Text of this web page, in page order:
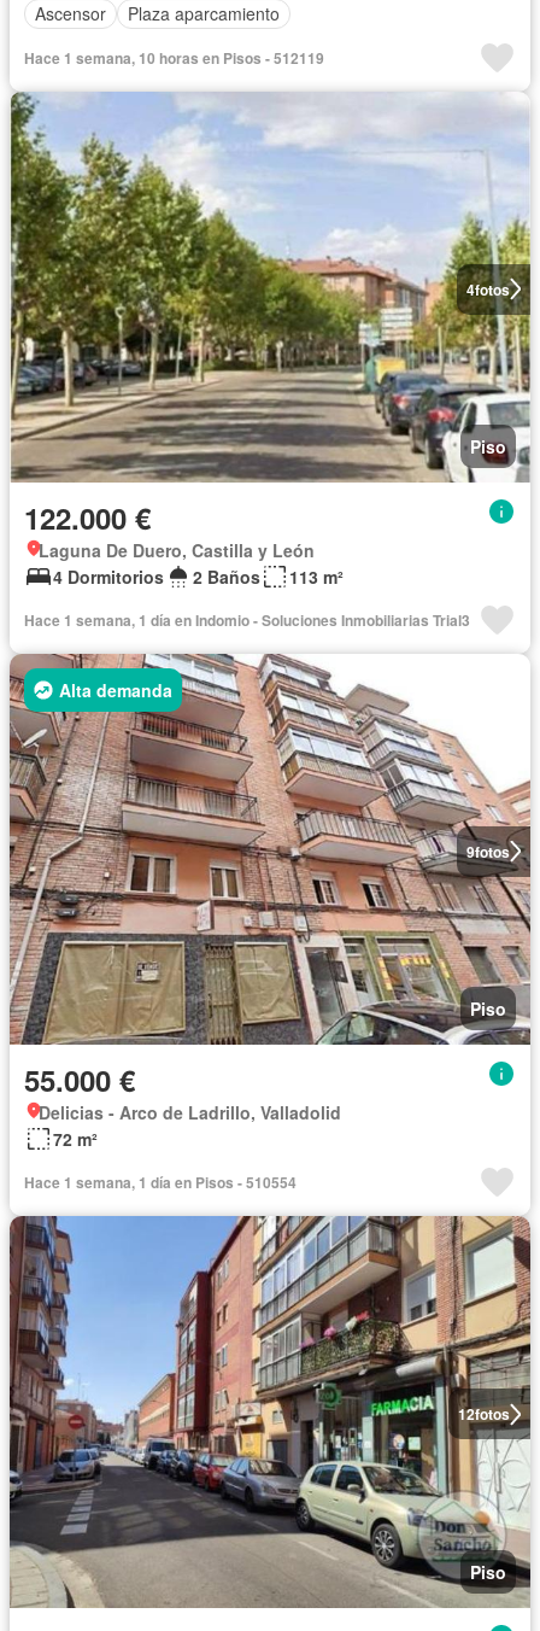
Ascensor
Plaza aparcamiento
Hace 1 semana, 10 horas en Pisos - 512119
4fotos
Piso
122.000 €
Laguna De Duero, Castilla y León
4 Dormitorios
2 Baños 113 m²
Hace 1 semana, 1 día en Indomio - Soluciones Inmobiliarias Trial3
9fotos
Alta demanda
Piso
55.000 €
Delicias - Arco de Ladrillo, Valladolid
72 m²
Hace 1 semana, 1 día en Pisos - 510554
12fotos
Piso